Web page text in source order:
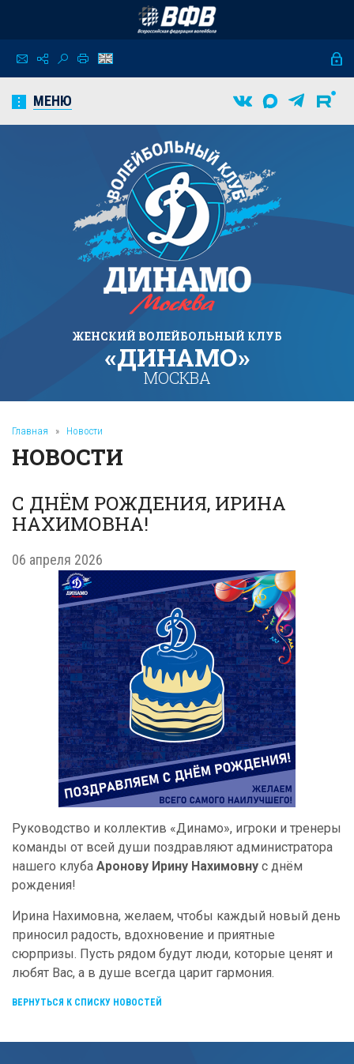
МЕНЮ
ЖЕНСКИЙ ВОЛЕЙБОЛЬНЫЙ КЛУБ
«ДИНАМО»
МОСКВА
Главная » Новости
НОВОСТИ
С ДНЁМ РОЖДЕНИЯ, ИРИНА
НАХИМОВНА!
06 апреля 2026
Руководство и коллектив «Динамо», игроки и тренеры
команды от всей души поздравляют администратора
нашего клуба Аронову Ирину Нахимовну с днём
рождения!
Ирина Нахимовна, желаем, чтобы каждый новый день
приносил радость, вдохновение и приятные
сюрпризы. Пусть рядом будут люди, которые ценят и
любят Вас, а в душе всегда царит гармония.
ВЕРНУТЬСЯ К СПИСКУ НОВОСТЕЙ